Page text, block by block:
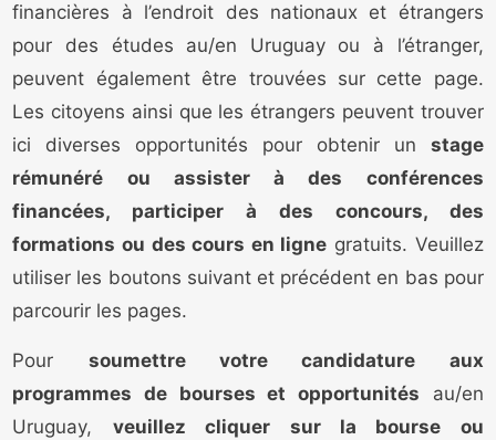
financières à l’endroit des nationaux et étrangers
pour des études au/en Uruguay ou à l’étranger,
peuvent également être trouvées sur cette page.
Les citoyens ainsi que les étrangers peuvent trouver
ici diverses opportunités pour obtenir un stage
rémunéré ou assister à des conférences
financées, participer à des concours, des
formations ou des cours en ligne gratuits. Veuillez
utiliser les boutons suivant et précédent en bas pour
parcourir les pages.
Pour soumettre votre candidature aux
programmes de bourses et opportunités au/en
Uruguay, veuillez cliquer sur la bourse ou